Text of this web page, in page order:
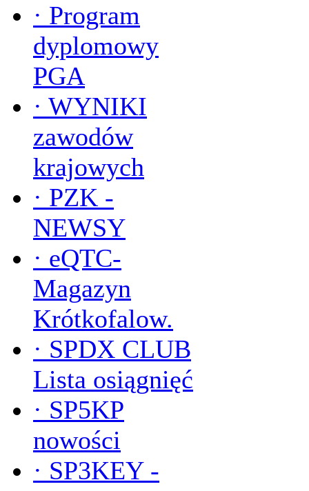
· Program
dyplomowy
PGA
· WYNIKI
zawodów
krajowych
· PZK -
NEWSY
· eQTC-
Magazyn
Krótkofalow.
· SPDX CLUB
Lista osiągnięć
· SP5KP
nowości
· SP3KEY -